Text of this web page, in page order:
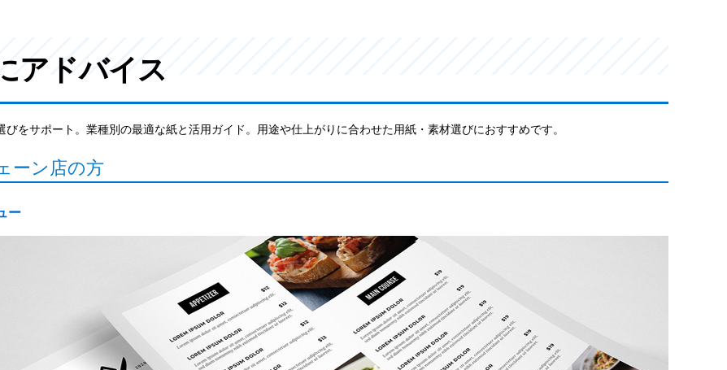
アドバイス
びをサポート。業種別の最適な紙と活用ガイド。用途や仕上がりに合わせた用紙・素材選びにおすすめです。
ーン店の方
ー